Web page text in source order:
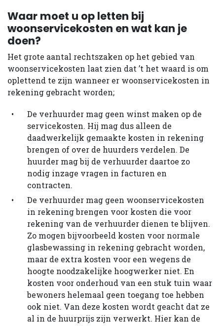
Waar moet u op letten bij
woonservicekosten en wat kan je
doen?
Het grote aantal rechtszaken op het gebied van
woonservicekosten laat zien dat ’t het waard is om
oplettend te zijn wanneer er woonservicekosten in
rekening gebracht worden;
De verhuurder mag geen winst maken op de
servicekosten. Hij mag dus alleen de
daadwerkelijk gemaakte kosten in rekening
brengen of over de huurders verdelen. De
huurder mag bij de verhuurder daartoe zo
nodig inzage vragen in facturen en
contracten.
De verhuurder mag geen woonservicekosten
in rekening brengen voor kosten die voor
rekening van de verhuurder dienen te blijven.
Zo mogen bijvoorbeeld kosten voor normale
glasbewassing in rekening gebracht worden,
maar de extra kosten voor een wegens de
hoogte noodzakelijke hoogwerker niet. En
kosten voor onderhoud van een stuk tuin waar
bewoners helemaal geen toegang toe hebben
ook niet. Van deze kosten wordt geacht dat ze
al in de huurprijs zijn verwerkt. Hier kan de